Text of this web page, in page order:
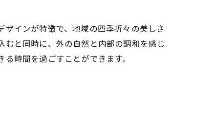
インが特徴で、地域の四季折々の美しさ
と同時に、外の自然と内部の調和を感じ
時間を過ごすことができます。